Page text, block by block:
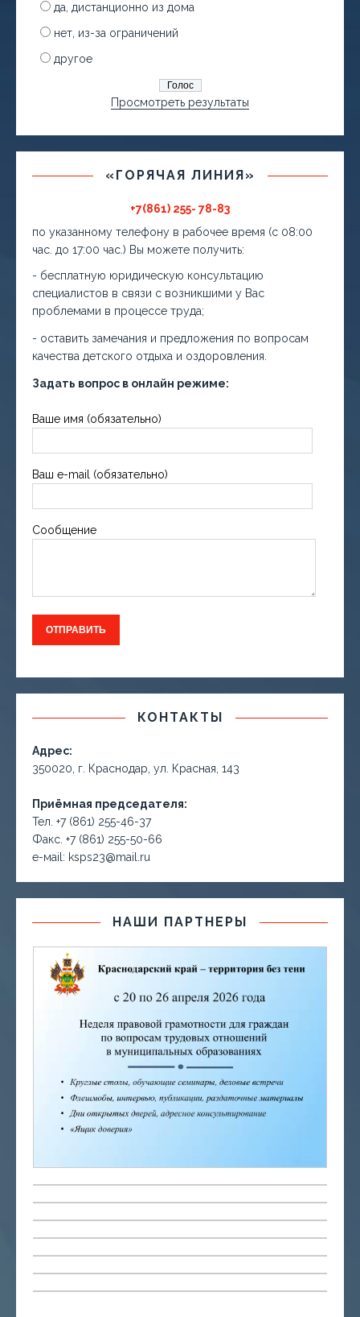
да, дистанционно из дома
нет, из-за ограничений
другое
Просмотреть результаты
«ГОРЯЧАЯ ЛИНИЯ»
+7(861) 255- 78-83
по указанному телефону в рабочее время (с 08:00
час. до 17:00 час.) Вы можете получить:
- бесплатную юридическую консультацию
специалистов в связи с возникшими у Вас
проблемами в процессе труда;
- оставить замечания и предложения по вопросам
качества детского отдыха и оздоровления.
Задать вопрос в онлайн режиме:
Ваше имя (обязательно)
Ваш e-mail (обязательно)
Сообщение
КОНТАКТЫ
Адрес:
350020, г. Краснодар, ул. Красная, 143
Приёмная председателя:
Тел. +7 (861) 255-46-37
Факс. +7 (861) 255-50-66
е-маil: ksps23@mail.ru
НАШИ ПАРТНЕРЫ